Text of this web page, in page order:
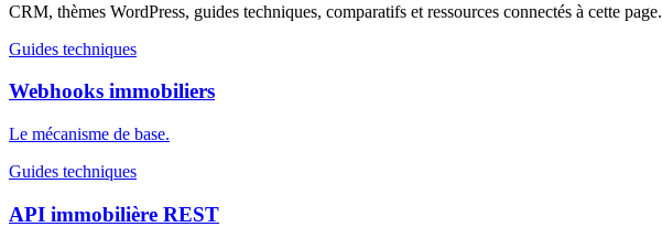
CRM, thèmes WordPress, guides techniques, comparatifs et ressources connectés à cette page.
Guides techniques
Webhooks immobiliers
Le mécanisme de base.
Guides techniques
API immobilière REST